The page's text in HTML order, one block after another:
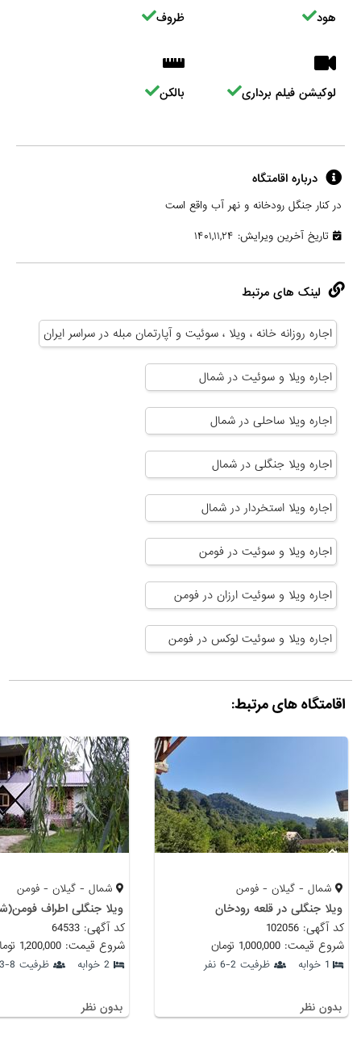
هود ظروف
لوکیشن فیلم برداری بالکن
درباره اقامتگاه
در کنار جنگل رودخانه و نهر آب واقع است
تاریخ آخرین ویرایش: ۱۴۰۱,۱۱,۲۴
لینک های مرتبط
اجاره روزانه خانه ، ویلا ، سوئیت و آپارتمان مبله در سراسر ایران
اجاره ویلا و سوئیت در شمال
اجاره ویلا ساحلی در شمال
اجاره ویلا جنگلی در شمال
اجاره ویلا استخردار در شمال
اجاره ویلا و سوئیت در فومن
اجاره ویلا و سوئیت ارزان در فومن
اجاره ویلا و سوئیت لوکس در فومن
اقامتگاه های مرتبط:
شمال - گیلان - فومن
ویلا جنگلی در قلعه رودخان
کد آگهی: 102056
شروع قیمت: 1,000,000 تومان
1 خوابه ظرفیت 2-6 نفر
بدون نظر
شمال - گیلان - فومن
ویلا جنگلی اطراف
کد آگهی: 64533
شروع قیمت: 1,200,000 تومان
2 خوابه ظرفیت 8-13 نفر
بدون نظر